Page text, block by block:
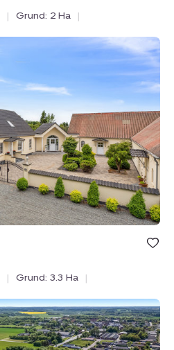
| Grund: 2 Ha
|
Bolig er
under
| Grund: 3.3 Ha
|